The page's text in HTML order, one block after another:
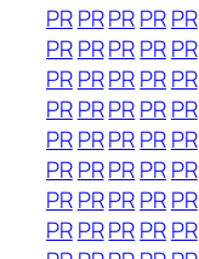
PRPRPRPRPR
PRPRPRPRPR
PRPRPRPRPR
PRPRPRPRPR
PRPRPRPRPR
PRPRPRPRPR
PRPRPRPRPR
PRPRPRPRPR